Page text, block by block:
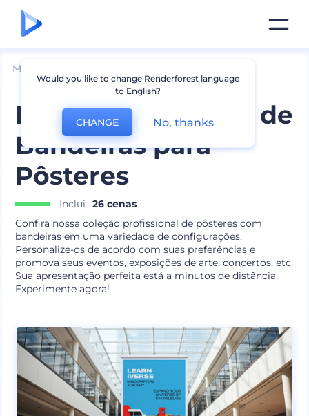
Mockups
Mockups Variados de
Bandeiras para
Pôsteres
Inclui
26 cenas
Confira nossa coleção profissional de pôsteres com
bandeiras em uma variedade de configurações.
Personalize-os de acordo com suas preferências e
promova seus eventos, exposições de arte, concertos, etc.
Sua apresentação perfeita está a minutos de distância.
Experimente agora!
Would you like to change Renderforest language
to English?
CHANGE No, thanks